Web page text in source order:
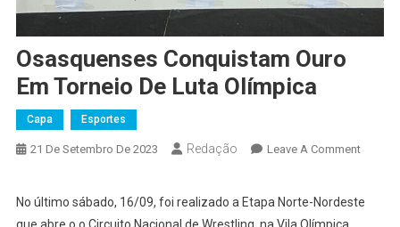
Osasquenses Conquistam Ouro
Em Torneio De Luta Olímpica
Capa Esportes
21 De Setembro De 2023 Redação Leave A CommentOn
Ouro
No último sábado, 16/09, foi realizado a Etapa Norte-Nordeste
que abre o o Circuito Nacional de Wrestling, na Vila Olímpica